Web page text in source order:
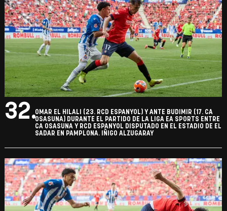
32.OMAR EL HILALI (23. RCD ESPANYOL) Y ANTE BUDIMIR (17. CA
OSASUNA) DURANTE EL PARTIDO DE LA LIGA EA SPORTS ENTRE
CA OSASUNA Y RCD ESPANYOL DISPUTADO EN EL ESTADIO DE EL
SADAR EN PAMPLONA. IÑIGO ALZUGARAY